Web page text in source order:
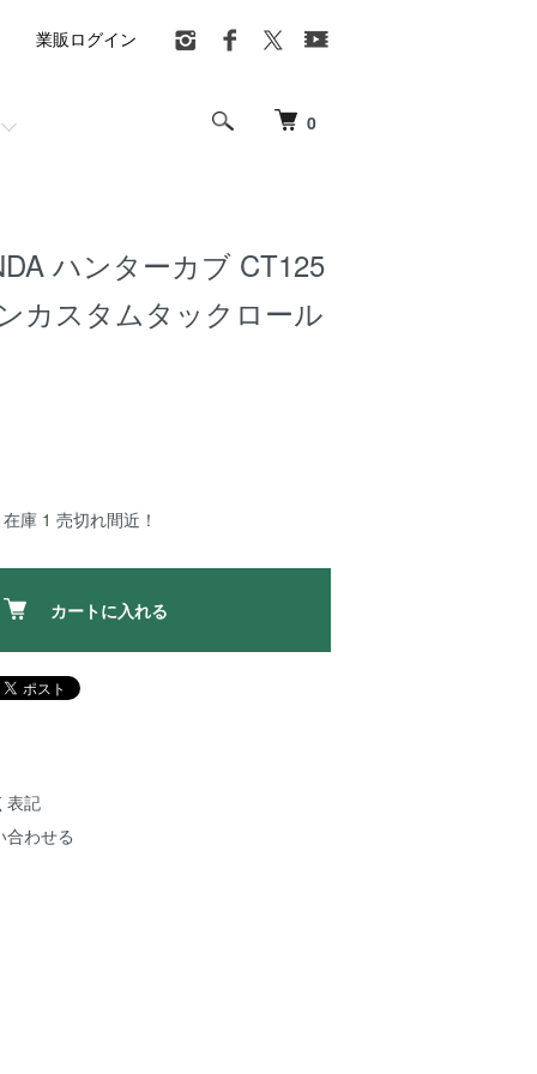
0
業販ログイン
ハンターカブ CT125
カスタムタックロール
庫 1 売切れ間近！
カートに入れる
表記
合わせる